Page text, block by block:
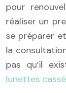
pour
réaliser un
se préparer
la
pas qu’il
lunettes